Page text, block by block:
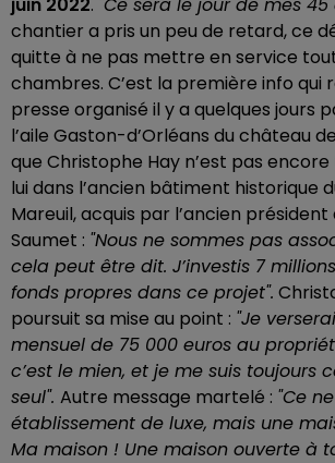
chantier a pris un peu de retard, ce
quitte à ne pas mettre en service
chambres. C’est la première info qui
presse organisé il y a quelques jours
l’aile Gaston-d’Orléans du château
que Christophe Hay n’est pas
lui dans l’ancien bâtiment historique
Mareuil, acquis par l’ancien président
Saumet : "Nous ne sommes pas
cela peut être dit. J’investis 7
fonds propres dans ce projet".
poursuit sa mise au point : "Je
mensuel de 75 000 euros au
c’est le mien, et je me suis toujours
seul". Autre message martelé : "Ce
établissement de luxe, mais une
Ma maison ! Une maison ouverte à